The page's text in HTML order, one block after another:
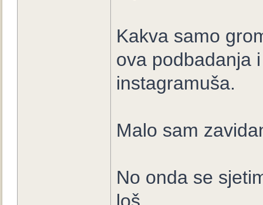
Kakva samo
ova podbadanja
instagramuša.
Malo sam
No onda se